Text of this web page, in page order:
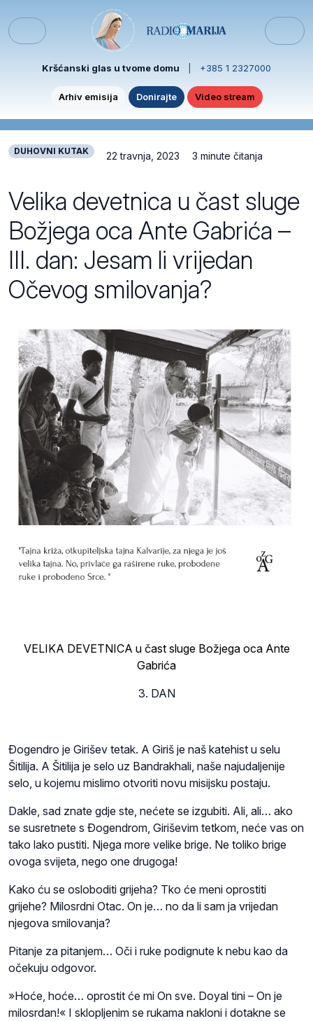
Menu
Kršćanski glas u tvome domu +385 1 2327000
Arhiv emisija Donirajte Video stream
DUHOVNI KUTAK 22 travnja, 2023 3 minute čitanja
Velika devetnica u čast sluge
Božjega oca Ante Gabrića –
III. dan: Jesam li vrijedan
Očevog smilovanja?
VELIKA DEVETNICA u čast sluge Božjega oca Ante
Gabrića
3. DAN
Ðogendro je Girišev tetak. A Giriš je naš katehist u selu
Šitilija. A Šitilija je selo uz Bandrakhali, naše najudaljenije
selo, u kojemu mislimo otvoriti novu misijsku postaju.
Dakle, sad znate gdje ste, nećete se izgubiti. Ali, ali… ako
se susretnete s Ðogendrom, Giriševim tetkom, neće vas on
tako lako pustiti. Njega more velike brige. Ne toliko brige
ovoga svijeta, nego one drugoga!
Kako ću se osloboditi grijeha? Tko će meni oprostiti
grijehe? Milosrdni Otac. On je… no da li sam ja vrijedan
njegova smilovanja?
Pitanje za pitanjem… Oči i ruke podignute k nebu kao da
očekuju odgovor.
»Hoće, hoće… oprostit će mi On sve. Doyal tini – On je
milosrdan!« I sklopljenim se rukama nakloni i dotakne se